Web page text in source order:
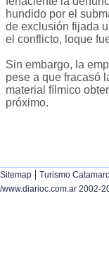
hundido por el
de exclusión fijada
el conflicto, loque
Sin embargo, la
pese a que fracasó
material fílmico
próximo.
Sitemap | Turismo
/www.diarioc.com.ar 2002-